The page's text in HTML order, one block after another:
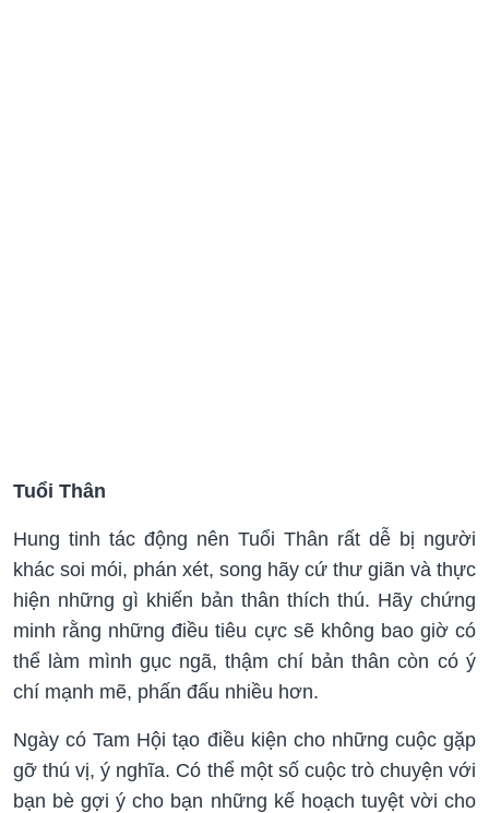
Tuổi Thân
Hung tinh tác động nên Tuổi Thân rất dễ bị người
khác soi mói, phán xét, song hãy cứ thư giãn và thực
hiện những gì khiến bản thân thích thú. Hãy chứng
minh rằng những điều tiêu cực sẽ không bao giờ có
thể làm mình gục ngã, thậm chí bản thân còn có ý
chí mạnh mẽ, phấn đấu nhiều hơn.
Ngày có Tam Hội tạo điều kiện cho những cuộc gặp
gỡ thú vị, ý nghĩa. Có thể một số cuộc trò chuyện với
bạn bè gợi ý cho bạn những kế hoạch tuyệt vời cho